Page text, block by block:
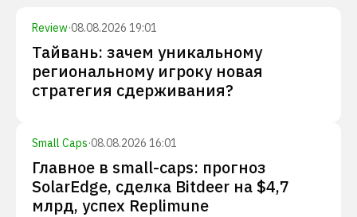
Review·08.08.2026 19:01
Тайвань: зачем уникальному
региональному игроку новая
стратегия сдерживания?
Small Caps·08.08.2026 16:01
Главное в small-caps: прогноз
SolarEdge, сделка Bitdeer на $4,7
млрд, успех Replimune